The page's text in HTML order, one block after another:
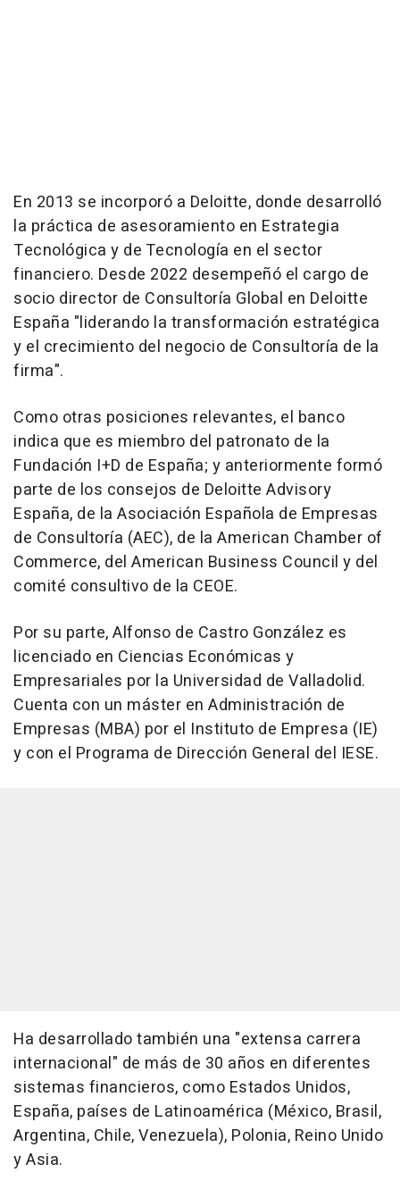
En 2013 se incorporó a Deloitte, donde desarrolló
la práctica de asesoramiento en Estrategia
Tecnológica y de Tecnología en el sector
financiero. Desde 2022 desempeñó el cargo de
socio director de Consultoría Global en Deloitte
España "liderando la transformación estratégica
y el crecimiento del negocio de Consultoría de la
firma".
Como otras posiciones relevantes, el banco
indica que es miembro del patronato de la
Fundación I+D de España; y anteriormente formó
parte de los consejos de Deloitte Advisory
España, de la Asociación Española de Empresas
de Consultoría (AEC), de la American Chamber of
Commerce, del American Business Council y del
comité consultivo de la CEOE.
Por su parte, Alfonso de Castro González es
licenciado en Ciencias Económicas y
Empresariales por la Universidad de Valladolid.
Cuenta con un máster en Administración de
Empresas (MBA) por el Instituto de Empresa (IE)
y con el Programa de Dirección General del IESE.
Ha desarrollado también una "extensa carrera
internacional" de más de 30 años en diferentes
sistemas financieros, como Estados Unidos,
España, países de Latinoamérica (México, Brasil,
Argentina, Chile, Venezuela), Polonia, Reino Unido
y Asia.